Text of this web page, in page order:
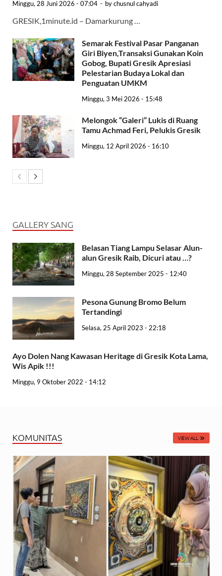
Minggu, 28 Juni 2026 - 07:04 - bychusnul cahyadi
GRESIK,1minute.id – Damarkurung …
Semarak Festival Pasar Panganan
Giri Biyen,Transaksi Gunakan Koin
Gobog, Bupati Gresik Apresiasi
Pelestarian Budaya Lokal dan
Penguatan UMKM
Minggu, 3 Mei 2026 - 15:48
Melongok “Galeri” Lukis di Ruang
Tamu Achmad Feri, Pelukis Gresik
Minggu, 12 April 2026 - 16:10
GALLERY SANG
Belasan Tiang Lampu Selasar Alun-
alun Gresik Raib, Dicuri atau …?
Minggu, 28 September 2025 - 12:40
Pesona Gunung Bromo Belum
Tertandingi
Selasa, 25 April 2023 - 22:18
Ayo Dolen Nang Kawasan Heritage di Gresik Kota Lama,
Wis Apik !!!
Minggu, 9 Oktober 2022 - 14:12
KOMUNITAS VIEW ALL